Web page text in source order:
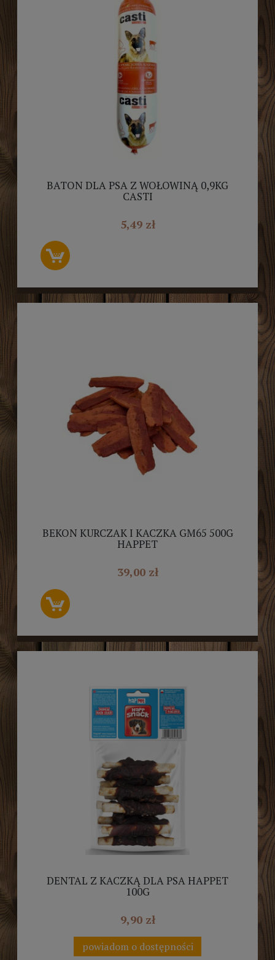
BATON DLA PSA Z WOŁOWINĄ 0,9KG
CASTI
5,49 zł
BEKON KURCZAK I KACZKA GM65 500G
HAPPET
39,00 zł
DENTAL Z KACZKĄ DLA PSA HAPPET
100G
9,90 zł
powiadom o dostępności